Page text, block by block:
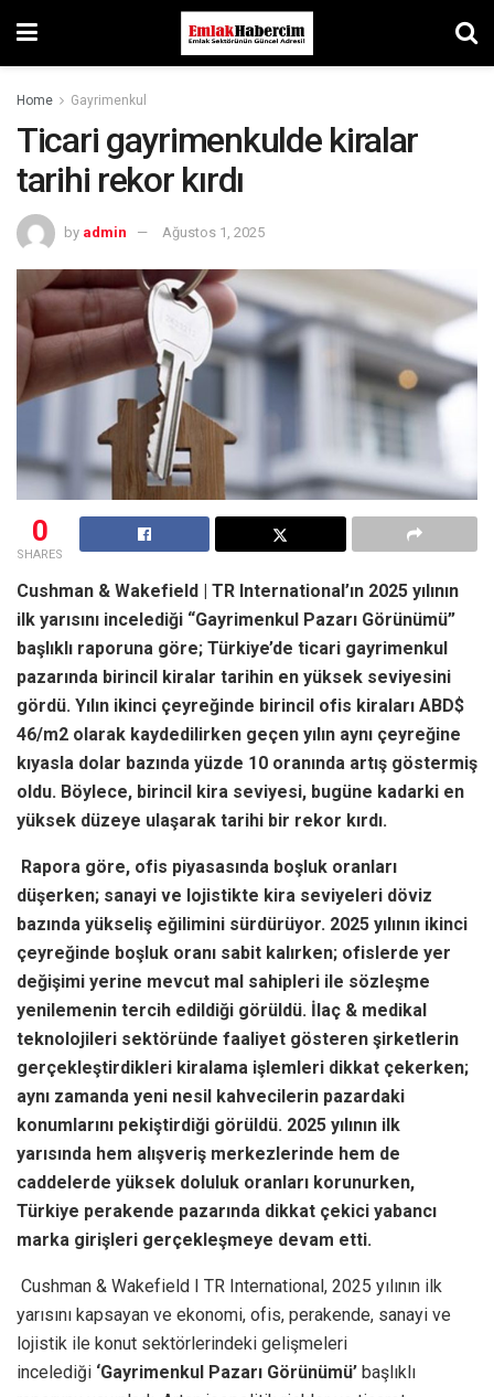
Home Gayrimenkul
Ticari gayrimenkulde kiralar
tarihi rekor kırdı
by admin Ağustos 1, 2025
0
SHARES
Cushman & Wakefield | TR International’ın 2025 yılının
ilk yarısını incelediği “Gayrimenkul Pazarı Görünümü”
başlıklı raporuna göre; Türkiye’de ticari gayrimenkul
pazarında birincil kiralar tarihin en yüksek seviyesini
gördü. Yılın ikinci çeyreğinde birincil ofis kiraları ABD$
46/m2 olarak kaydedilirken geçen yılın aynı çeyreğine
kıyasla dolar bazında yüzde 10 oranında artış göstermiş
oldu. Böylece, birincil kira seviyesi, bugüne kadarki en
yüksek düzeye ulaşarak tarihi bir rekor kırdı.
Rapora göre, ofis piyasasında boşluk oranları
düşerken; sanayi ve lojistikte kira seviyeleri döviz
bazında yükseliş eğilimini sürdürüyor. 2025 yılının ikinci
çeyreğinde boşluk oranı sabit kalırken; ofislerde yer
değişimi yerine mevcut mal sahipleri ile sözleşme
yenilemenin tercih edildiği görüldü. İlaç & medikal
teknolojileri sektöründe faaliyet gösteren şirketlerin
gerçekleştirdikleri kiralama işlemleri dikkat çekerken;
aynı zamanda yeni nesil kahvecilerin pazardaki
konumlarını pekiştirdiği görüldü. 2025 yılının ilk
yarısında hem alışveriş merkezlerinde hem de
caddelerde yüksek doluluk oranları korunurken,
Türkiye perakende pazarında dikkat çekici yabancı
marka girişleri gerçekleşmeye devam etti.
Cushman & Wakefield I TR International, 2025 yılının ilk
yarısını kapsayan ve ekonomi, ofis, perakende, sanayi ve
lojistik ile konut sektörlerindeki gelişmeleri
incelediği ‘Gayrimenkul Pazarı Görünümü’ başlıklı